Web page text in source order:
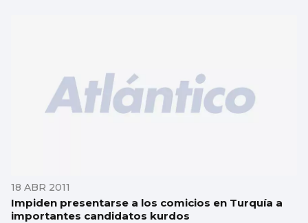
18 ABR 2011
Impiden presentarse a los comicios en Turquía a
importantes candidatos kurdos